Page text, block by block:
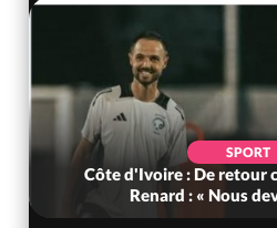
SPORT
De retour chez les Eléphants,
: « Nous devons être e...